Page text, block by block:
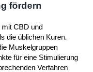
fördern
mit CBD und
die üblichen Kuren.
Muskelgruppen
für eine Stimulierung
Verfahren